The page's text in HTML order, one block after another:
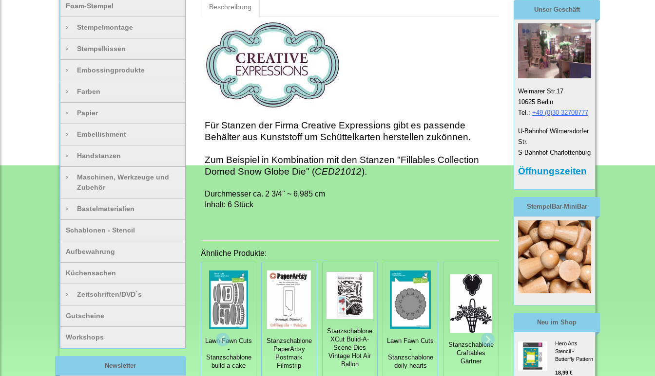
Foam-Stempel
› Stempelmontage
› Stempelkissen
› Embossingprodukte
› Farben
› Papier
› Embellishment
› Handstanzen
›
Maschinen, Werkzeuge und
Zubehör
› Bastelmaterialien
Schablonen - Stencil
Aufbewahrung
Küchensachen
› Zeitschriften/DVD`s
Gutscheine
Workshops
Newsletter
Beschreibung
Für Stanzen der Firma Creative Expressions gibt es passende
Behälter aus Kunststoff um Schüttelkarten herstellen zukönnen.
Zum Beispiel in Kombination mit den Stanzen "Fillables Collection
Domed Snow Globe Die" (CED21012).
Durchmesser ca. 2 3/4" ~ 6,985 cm
Inhalt: 6 Stück
Ähnliche Produkte:
Lawn Fawn Cuts
-
Stanzschablone
build-a-cake
Stanzschablone
PaperArtsy
Postmark
Filmstrip
Stanzschablone
XCut Bulid-A-
Scene Dies
Vintage Hot Air
Ballon
Lawn Fawn Cuts
-
Stanzschablone
doily hearts
Stanzschablone
Craftables
Gärtner
XCut Xpress A4
Dies Borders 3
Stanzschablone
Whimsy Stamps
Page Outline
Unser Geschäft
Weimarer Str.17
10625 Berlin
Tel.: +49 (0)30 32708777
U-Bahnhof Wilmersdorfer
Str.
S-Bahnhof Charlottenburg
Öffnungszeiten
StempelBar-MiniBar
Neu im Shop
Hero Arts
Stencil -
Butterfly Pattern
18,99 €